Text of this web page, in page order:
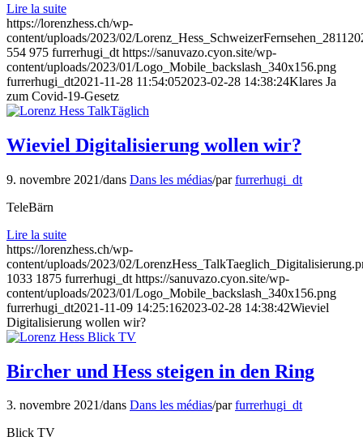
Lire la suite
https://lorenzhess.ch/wp-
content/uploads/2023/02/
554 975 furrerhugi_dt https://sanuvazo.cyon.site/wp-
content/uploads/2023/01/Logo_Mobile_backslash_340x156.png
furrerhugi_dt2021-11-28 11:54:052023-02-28 14:38:24Klares Ja
zum Covid-19-Gesetz
Wieviel Digitalisierung wollen wir?
9. novembre 2021/dans Dans les médias/parfurrerhugi_dt
TeleBärn
Lire la suite
https://lorenzhess.ch/wp-
content/uploads/2023/02/
1033 1875 furrerhugi_dt https://sanuvazo.cyon.site/wp-
content/uploads/2023/01/Logo_Mobile_backslash_340x156.png
furrerhugi_dt2021-11-09 14:25:162023-02-28 14:38:42Wieviel
Digitalisierung wollen wir?
Bircher und Hess steigen in den Ring
3. novembre 2021/dans Dans les médias/parfurrerhugi_dt
Blick TV